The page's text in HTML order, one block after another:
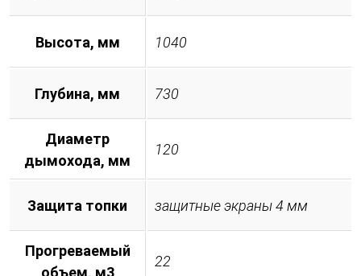
Высота, мм 1040
Глубина, мм 730
Диаметр
дымохода, мм
120
Защита топки защитные экраны 4 мм
Прогреваемый
объем, м3
22